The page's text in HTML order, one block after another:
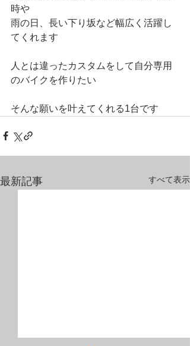
時や
雨の日、長い下り坂など幅広く活躍し
てくれます
人とは違ったカスタムをして自分専用
のバイクを作りたい
そんな願いを叶えてくれる1台です
最新記事 すべて表示